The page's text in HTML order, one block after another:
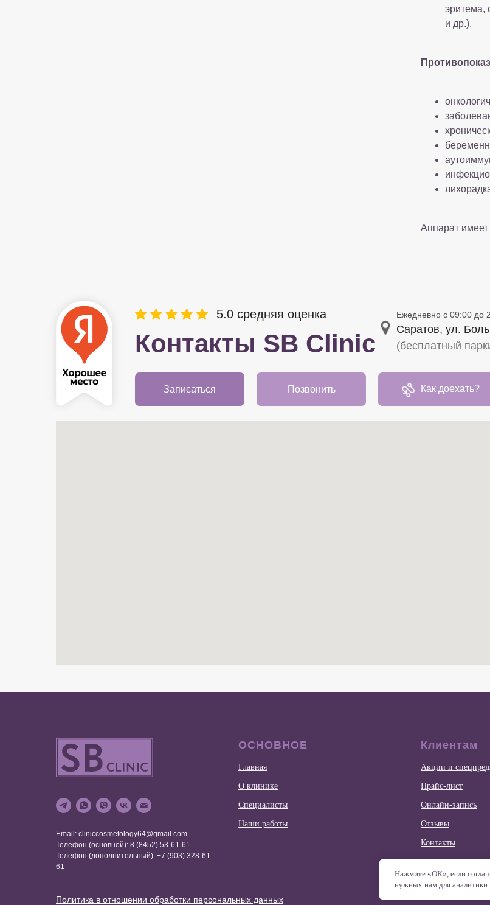
Нажмите «ОК», если
нужных нам для
эритема,
и др.).
Аппарат имеет
Контакты SB Clinic
Саратов, ул.
(бесплатный
5.0 средняя оценка
Записаться Позвонить Как доехать?
Ежедневно c 09:00 до
Email: cliniccosmetology64@gmail.com
Телефон (основной): 8 (8452) 53-61-61
Телефон (дополнительный): +7 (903) 328-61-
61
ОСНОВНОЕ
Главная
О клинике
Специалисты
Наши работы
Клиентам
Акции и
Прайс-лист
Онлайн-запись
Отзывы
Контакты
Политика в отношении обработки персональных данных